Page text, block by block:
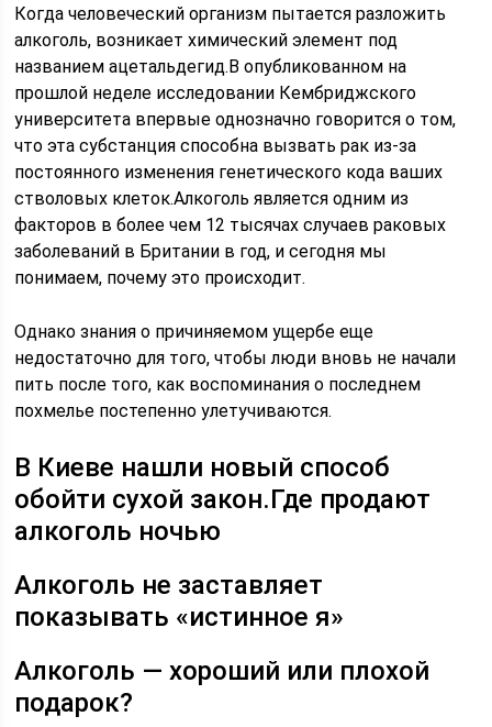
Когда человеческий организм пытается разложить
алкоголь, возникает химический элемент под
названием ацетальдегид.В опубликованном на
прошлой неделе исследовании Кембриджского
университета впервые однозначно говорится о том,
что эта субстанция способна вызвать рак из-за
постоянного изменения генетического кода ваших
стволовых клеток.Алкоголь является одним из
факторов в более чем 12 тысячах случаев раковых
заболеваний в Британии в год, и сегодня мы
понимаем, почему это происходит.
Однако знания о причиняемом ущербе еще
недостаточно для того, чтобы люди вновь не начали
пить после того, как воспоминания о последнем
похмелье постепенно улетучиваются.
В Киеве нашли новый способ
обойти сухой закон.Где продают
алкоголь ночью
Алкоголь не заставляет
показывать «истинное я»
Алкоголь — хороший или плохой
подарок?